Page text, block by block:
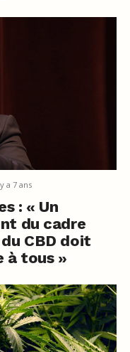
a 7 ans
: « Un
du cadre
CBD doit
à tous »